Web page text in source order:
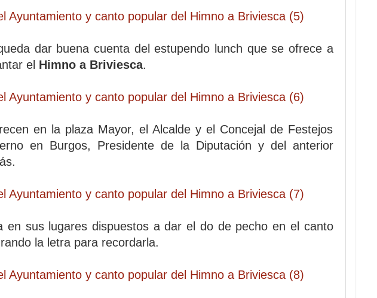
dar buena cuenta del estupendo lunch que se ofrece a
el Himno a Briviesca.
en la plaza Mayor, el Alcalde y el Concejal de Festejos
en Burgos, Presidente de la Diputación y del anterior
en sus lugares dispuestos a dar el do de pecho en el canto
la letra para recordarla.